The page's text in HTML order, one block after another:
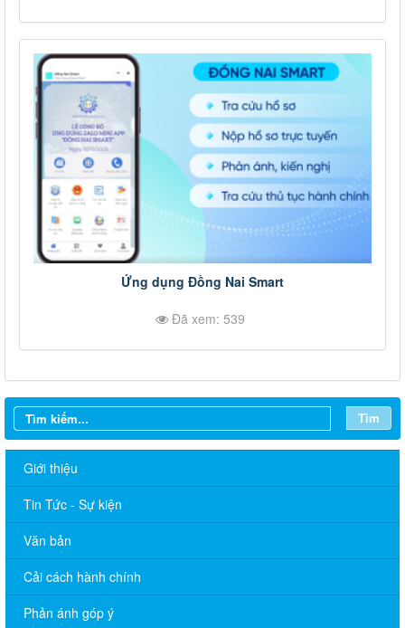
Ứng dụng Đồng Nai Smart
Đã xem: 539
Tìm
Giới thiệu
Tin Tức - Sự kiện
Văn bản
Cải cách hành chính
Phản ánh góp ý
Tăng cường công tác quản lý hoạt động của tạp chí trực thuộc